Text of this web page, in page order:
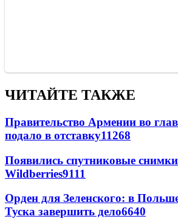
ЧИТАЙТЕ ТАКЖЕ
Правительство Армении во
подало в отставку11268
Появились спутниковые
Wildberries9111
Орден для Зеленского: в
Туска завершить дело6640